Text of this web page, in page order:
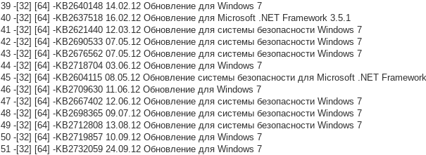
39 -[32] [64] -KB2640148 14.02.12 Обновление для Windows 7
40 -[32] [64] -KB2637518 16.02.12 Обновление для Microsoft .NET Framework 3.5.1
41 -[32] [64] -KB2621440 12.03.12 Обновление для системы безопасности Windows 7
42 -[32] [64] -KB2690533 07.05.12 Обновление для системы безопасности Windows 7
43 -[32] [64] -KB2676562 07.05.12 Обновление для системы безопасности Windows 7
44 -[32] [64] -KB2718704 03.06.12 Обновление для Windows 7
45 -[32] [64] -KB2604115 08.05.12 Обновление системы безопасности для Microsoft .NET
46 -[32] [64] -KB2709630 11.06.12 Обновление для Windows 7
47 -[32] [64] -KB2667402 12.06.12 Обновление для системы безопасности Windows 7
48 -[32] [64] -KB2698365 09.07.12 Обновление для системы безопасности Windows 7
49 -[32] [64] -KB2712808 13.08.12 Обновление для системы безопасности Windows 7
50 -[32] [64] -KB2719857 10.09.12 Обновление для Windows 7
51 -[32] [64] -KB2732059 24.09.12 Обновление для Windows 7